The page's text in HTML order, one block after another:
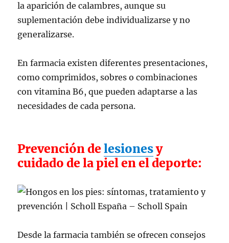
la aparición de calambres, aunque su
suplementación debe individualizarse y no
generalizarse.
En farmacia existen diferentes presentaciones,
como comprimidos, sobres o combinaciones
con vitamina B6, que pueden adaptarse a las
necesidades de cada persona.
Prevención delesionesy
cuidado de la piel en el deporte:
Desde la farmacia también se ofrecen consejos